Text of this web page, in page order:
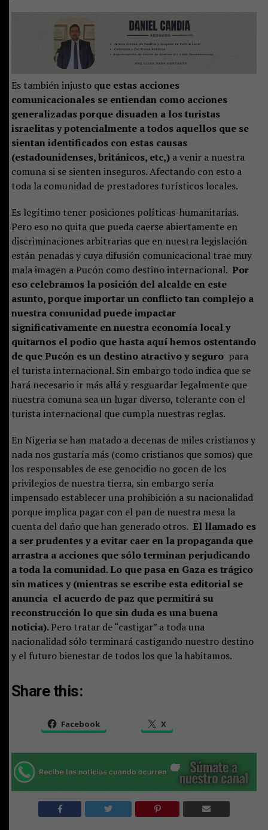
Es también injusto que estas acciones
comunicacionales se entiendan como acciones
generalizadas porque disuaden a los turistas
israelitas y potencialmente a todos aquellos que se
sientan identificados con estas causas
(estadounidenses, británicos, etc,)a venir a nuestra
comuna si se sienten inseguros. Afectando con esto a
toda la comunidad de prestadores turísticos locales.
Es legítimo tener posiciones políticas-humanitarias.
Pero eso no quita que pueda caerse abiertamente en
discriminaciones arbitrarias que en nuestra legislación
están penadas y cuya difusión comunicacional trae muy
mala imagen a Pucón como destino internacional. Por
eso celebramos la posición del alcalde en este
asunto, porque importar un conflicto tan complejo a
nuestra comunidad puede impactar
significativamente en nuestra economía local y
quitarnos el podio que hasta aquí hemos ostentando
de que Pucón es un destino atractivo y seguropara
el turista internacional. Sin embargo todo indica que se
hará necesario ir más allá y resguardar legalmente que
nuestra comuna sea un lugar diverso, tolerante con el
turista internacional que cumpla nuestras reglas.
En Nigeria se han matado a decenas de miles cristianos y
nada nos gustaría más (como cristianos que somos) que
los responsables de ese genocidio no gocen de los
privilegios de nuestra tierra, sin embargo sería
impensado establecer una prohibición a su nacionalidad
porque implica pagar con el pan de nuestra mesa la
cuenta del daño que han generado otros. El llamado es
a ser prudentes y a evitar caer en la propaganda que
arrastra a acciones que sólo terminan perjudicando
a toda la comunidad. Lo que pasa en Gaza es trágico
sin matices y (mientras se escribe esta editorial se
anuncia el acuerdo de paz que permitirá su
reconstrucción lo que sin duda es una buena
noticia).Pero tratar de “castigar” a toda una
nacionalidad sólo terminará castigando nuestro destino
y el futuro bienestar de todos los que la habitamos.
Share this:
Facebook X